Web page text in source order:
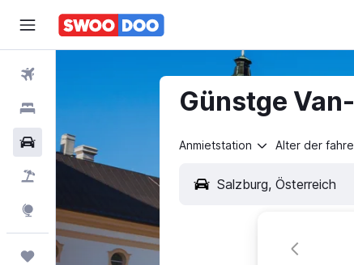
Mietwagen
Pauschalreisen
Explore
Trips
Günstge
Anmietstation Alter der